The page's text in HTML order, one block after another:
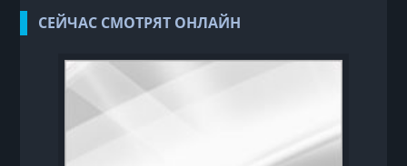
СЕЙЧАС СМОТРЯТ ОНЛАЙН